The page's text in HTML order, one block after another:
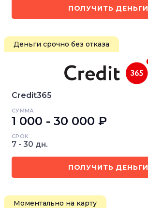
ПОЛУЧИТЬ ДЕНЬГИ
Деньги срочно без отказа
Credit365
СУММА
1 000 - 30 000 ₽
СРОК
7 - 30 дн.
ПОЛУЧИТЬ ДЕНЬГИ
Моментально на карту